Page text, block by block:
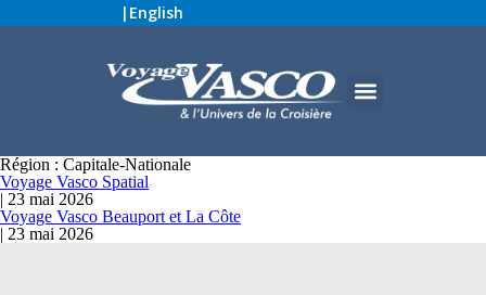
| English
Région : Capitale-Nationale
Voyage Vasco Spatial
| 23 mai 2026
Voyage Vasco Beauport et La Côte
| 23 mai 2026